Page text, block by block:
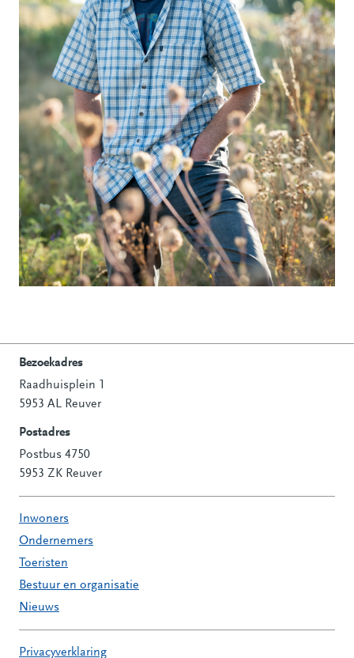
Contactinformatie
Bezoekadres
Raadhuisplein 1
5953 AL Reuver
Postadres
Postbus 4750
5953 ZK Reuver
Inwoners
Ondernemers
Toeristen
Bestuur en organisatie
Nieuws
Privacyverklaring